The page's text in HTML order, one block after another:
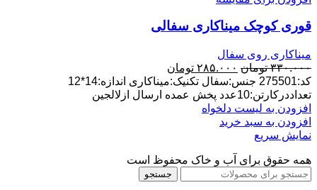
قوری کوچک میناکاری سفالی
میناکاری روی سفال
۳۳۰.۰۰۰ تومان قیمت
اصلی:
۳۳۰.۰۰۰ تومان
بود.
۲۸۵.۰۰۰ تومان
فعلی:
۲۸۵.۰۰۰ تومان.
کد:275501 جنس:سفال تکنیک:میناکاری اندازه:14*12
تعداددرکارتن:10عدد پخش عمده ارسال ازلالجین
افزودن به لیست دلخواه
افزودن به سبد خرید
نمایش سریع
همه حقوق برای آب و خاک محفوظ است
جستجو